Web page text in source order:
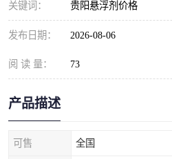
关键词： 贵阳悬浮剂价格
发布日期： 2026-08-06
阅 读 量： 73
产品描述
可售 全国